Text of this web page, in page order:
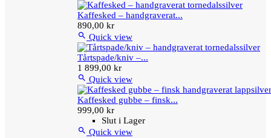
Kaffesked – handgraverat...
890,00 kr
 Quick view
Tårtspade/kniv –...
1 899,00 kr
 Quick view
Kaffesked gubbe – finsk...
999,00 kr
Slut i Lager
 Quick view